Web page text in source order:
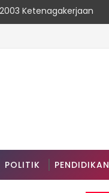
2003 Ketenagakerjaan
POLITIK PENDIDIKAN